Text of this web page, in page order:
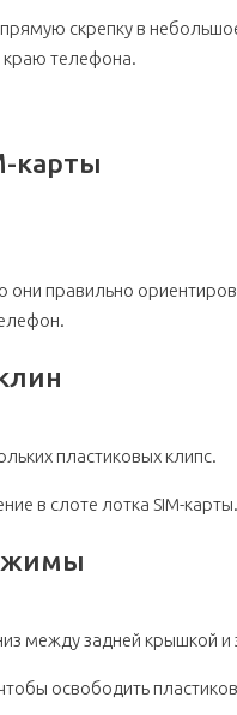
скрепку в
краю телефона.
карты
они правильно
пластиковых клипс.
в слоте лотка SIM-карты.
между задней крышкой и
освободить